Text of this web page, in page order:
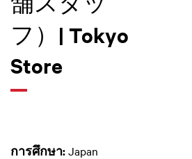
フ）| Tokyo
Store
การศึกษา:Japan